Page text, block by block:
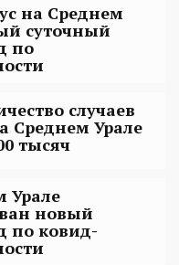
на Среднем
суточный
по
случаев
Среднем Урале
тысяч
Урале
новый
по ковид-